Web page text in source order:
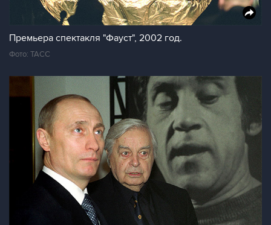
Премьера спектакля "Фауст", 2002 год.
Фото: ТАСС